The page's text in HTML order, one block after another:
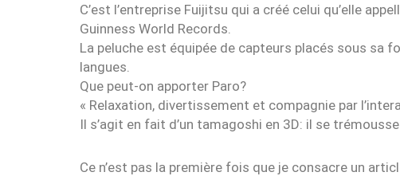
C’est l’entreprise Fuijitsu qui a créé celui qu’elle
Guinness World Records.
La peluche est équipée de capteurs placés sous sa
langues.
Que peut-on apporter Paro?
« Relaxation, divertissement et compagnie par
Il s’agit en fait d’un tamagoshi en 3D: il se
Ce n’est pas la première fois que je consacre un